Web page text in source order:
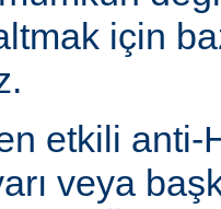
için
etkili anti-
veya